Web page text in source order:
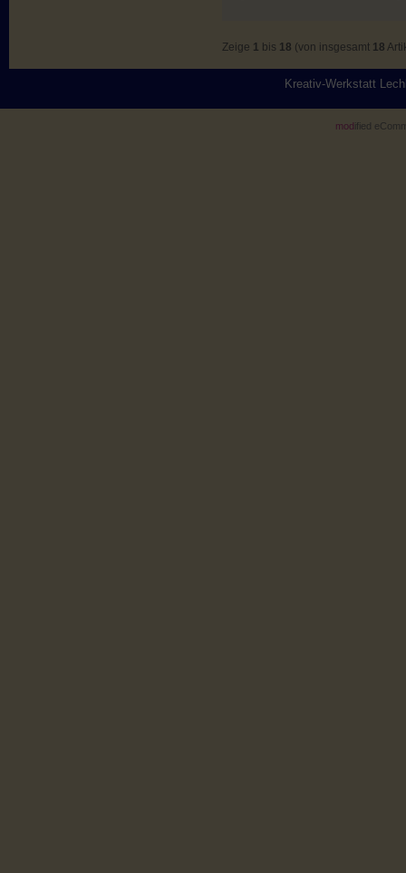
Zeige 1 bis 18 (von insgesamt 18
Kreativ-Werkstatt
mod ified